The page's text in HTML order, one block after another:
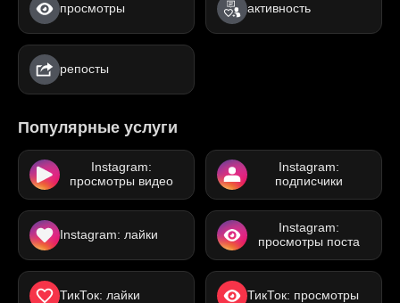
просмотры активность
репосты
Популярные услуги
Instagram:
просмотры видео
Instagram:
подписчики
Instagram: лайки
Instagram:
просмотры поста
ТикТок: лайки ТикТок: просмотры